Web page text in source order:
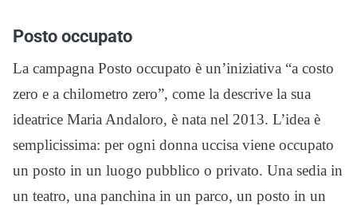
Posto occupato
La campagna Posto occupato è un’iniziativa “a costo
zero e a chilometro zero”, come la descrive la sua
ideatrice Maria Andaloro, è nata nel 2013. L’idea è
semplicissima: per ogni donna uccisa viene occupato
un posto in un luogo pubblico o privato. Una sedia in
un teatro, una panchina in un parco, un posto in un